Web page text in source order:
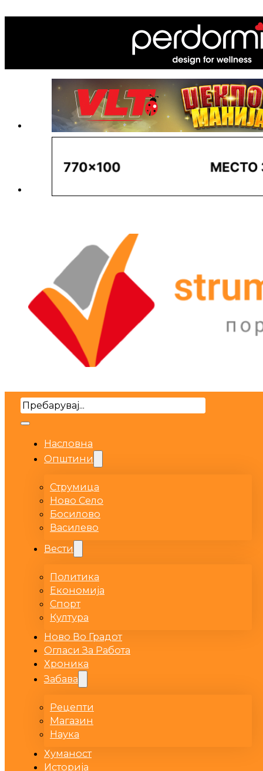
Search
Насловна
Општини
Струмица
Ново Село
Босилово
Василево
Вести
Политика
Економија
Спорт
Култура
Ново Во Градот
Огласи За Работа
Хроника
Забава
Рецепти
Магазин
Наука
Хуманост
Историја